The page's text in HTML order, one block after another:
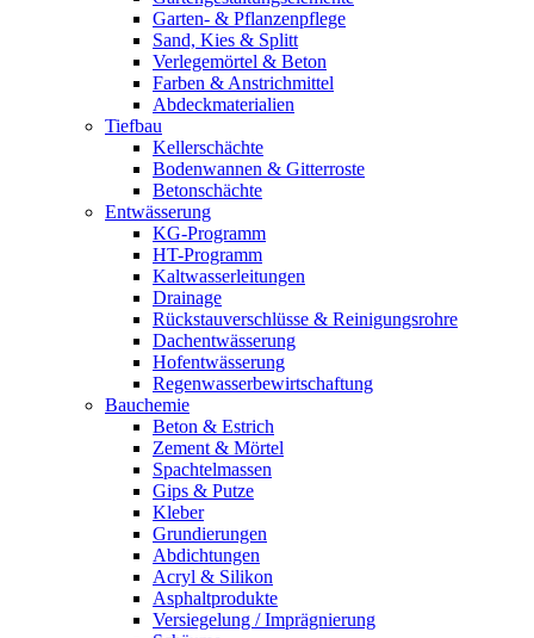
Garten- & Pflanzenpflege
Sand, Kies & Splitt
Verlegemörtel & Beton
Farben & Anstrichmittel
Abdeckmaterialien
Tiefbau
Kellerschächte
Bodenwannen & Gitterroste
Betonschächte
Entwässerung
KG-Programm
HT-Programm
Kaltwasserleitungen
Drainage
Rückstauverschlüsse & Reinigungsrohre
Dachentwässerung
Hofentwässerung
Regenwasserbewirtschaftung
Bauchemie
Beton & Estrich
Zement & Mörtel
Spachtelmassen
Gips & Putze
Kleber
Grundierungen
Abdichtungen
Acryl & Silikon
Asphaltprodukte
Versiegelung / Imprägnierung